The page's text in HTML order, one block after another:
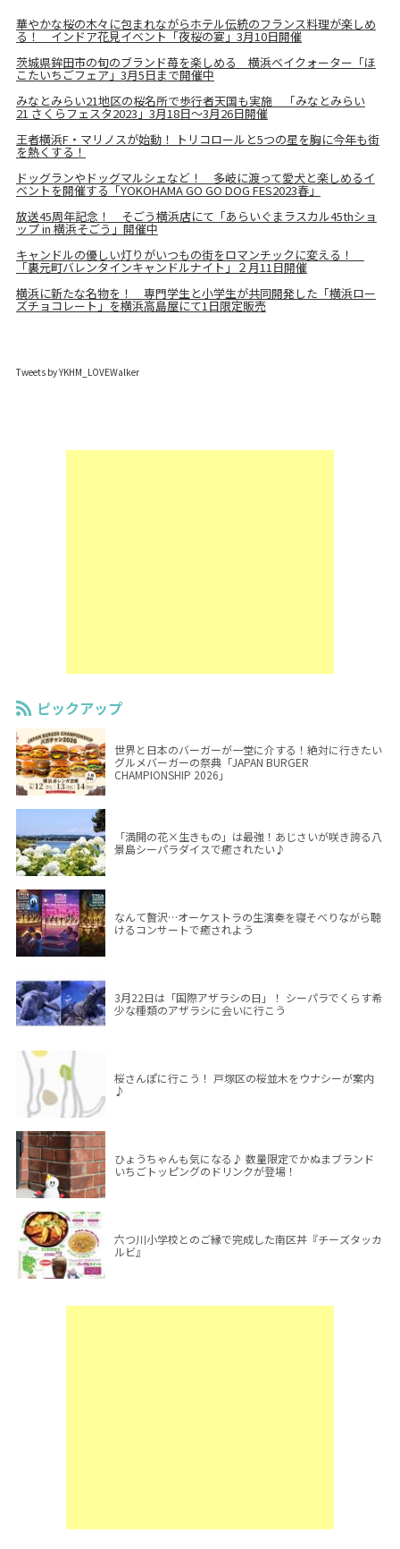
華やかな桜の木々に包まれながらホテル伝統のフランス料理が楽しめ
る！ インドア花見イベント「夜桜の宴」3月10日開催
茨城県鉾田市の旬のブランド苺を楽しめる 横浜ベイクォーター「ほ
こたいちごフェア」3月5日まで開催中
みなとみらい21地区の桜名所で歩行者天国も実施 「みなとみらい
21 さくらフェスタ2023」3月18日～3月26日開催
王者横浜F・マリノスが始動！ トリコロールと5つの星を胸に今年も街
を熱くする！
ドッグランやドッグマルシェなど！ 多岐に渡って愛犬と楽しめるイ
ベントを開催する「YOKOHAMA GO GO DOG FES2023春」
放送45周年記念！ そごう横浜店にて「あらいぐまラスカル45thショ
ップ in 横浜そごう」開催中
キャンドルの優しい灯りがいつもの街をロマンチックに変える！
「裏元町バレンタインキャンドルナイト」２月11日開催
横浜に新たな名物を！ 専門学生と小学生が共同開発した「横浜ロー
ズチョコレート」を横浜高島屋にて1日限定販売
Tweets by YKHM_LOVEWalker
ピックアップ
世界と日本のバーガーが一堂に介する！絶対に行きたい
グルメバーガーの祭典「JAPAN BURGER
CHAMPIONSHIP 2026」
「満開の花×生きもの」は最強！あじさいが咲き誇る八
景島シーパラダイスで癒されたい♪
なんて贅沢…オーケストラの生演奏を寝そべりながら聴
けるコンサートで癒されよう
3月22日は「国際アザラシの日」！ シーパラでくらす希
少な種類のアザラシに会いに行こう
桜さんぽに行こう！ 戸塚区の桜並木をウナシーが案内
♪
ひょうちゃんも気になる♪ 数量限定でかぬまブランド
いちごトッピングのドリンクが登場！
六つ川小学校とのご縁で完成した南区丼『チーズタッカ
ルビ』